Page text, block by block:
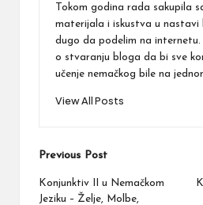
Tokom godina rada sakupila
materijala i iskustva u nastavi
dugo da podelim na
o stvaranju bloga da bi sve
učenje nemačkog bile na
View All Posts
Post
navigation
Previous Post
Konjunktiv II u Nemačkom
Jeziku – Želje, Molbe,